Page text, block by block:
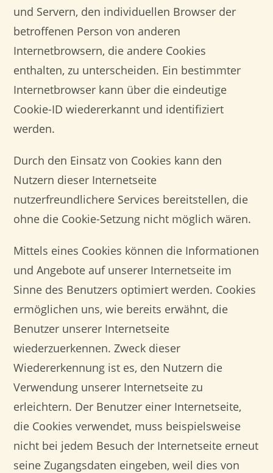
und Servern, den individuellen Browser der
betroffenen Person von anderen
Internetbrowsern, die andere Cookies
enthalten, zu unterscheiden. Ein bestimmter
Internetbrowser kann über die eindeutige
Cookie-ID wiedererkannt und identifiziert
werden.
Durch den Einsatz von Cookies kann den
Nutzern dieser Internetseite
nutzerfreundlichere Services bereitstellen, die
ohne die Cookie-Setzung nicht möglich wären.
Mittels eines Cookies können die Informationen
und Angebote auf unserer Internetseite im
Sinne des Benutzers optimiert werden. Cookies
ermöglichen uns, wie bereits erwähnt, die
Benutzer unserer Internetseite
wiederzuerkennen. Zweck dieser
Wiedererkennung ist es, den Nutzern die
Verwendung unserer Internetseite zu
erleichtern. Der Benutzer einer Internetseite,
die Cookies verwendet, muss beispielsweise
nicht bei jedem Besuch der Internetseite erneut
seine Zugangsdaten eingeben, weil dies von